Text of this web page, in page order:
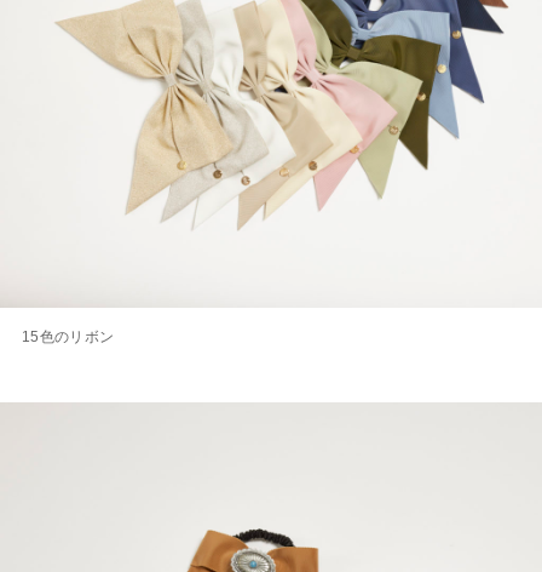
15色のリボン